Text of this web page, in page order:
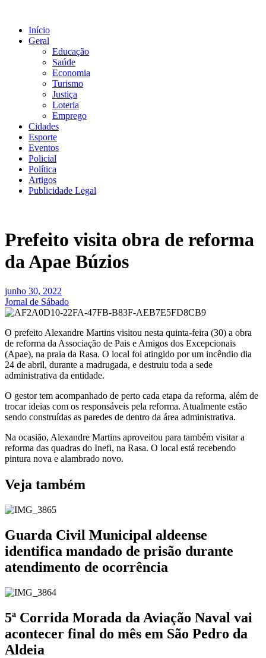
conteúdo
Início
Geral
Educação
Saúde
Economia
Turismo
Justiça
Loteria
Emprego
Cidades
Esporte
Eventos
Policial
Política
Artigos
Publicidade Legal
Prefeito visita obra de reforma
da Apae Búzios
junho 30, 2022
Jornal de Sábado
O prefeito Alexandre Martins visitou nesta quinta-feira (30) a obra
de reforma da Associação de Pais e Amigos dos Excepcionais
(Apae), na praia da Rasa. O local foi atingido por um incêndio dia
24 de abril, durante a madrugada, e destruiu toda a sede
administrativa da entidade.
O gestor tem acompanhado de perto cada etapa da reforma, além de
trocar ideias com os responsáveis pela reforma. Atualmente estão
sendo construídas as paredes de dentro da área administrativa.
Na ocasião, Alexandre Martins aproveitou para também visitar a
reforma das quadras do Inefi, na Rasa. O local está recebendo
pintura nova e alambrado novo.
Veja também
Guarda Civil Municipal aldeense
identifica mandado de prisão durante
atendimento de ocorrência
5ª Corrida Morada da Aviação Naval vai
acontecer final do mês em São Pedro da
Aldeia